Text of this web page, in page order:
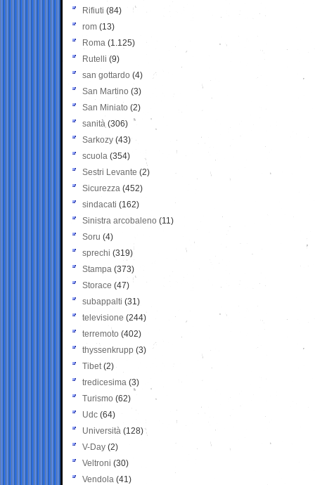
Rifiuti (84)
rom (13)
Roma (1.125)
Rutelli (9)
san gottardo (4)
San Martino (3)
San Miniato (2)
sanità (306)
Sarkozy (43)
scuola (354)
Sestri Levante (2)
Sicurezza (452)
sindacati (162)
Sinistra arcobaleno (11)
Soru (4)
sprechi (319)
Stampa (373)
Storace (47)
subappalti (31)
televisione(244)
terremoto (402)
thyssenkrupp (3)
Tibet(2)
tredicesima (3)
Turismo (62)
Udc (64)
Università (128)
V-Day (2)
Veltroni (30)
Vendola (41)